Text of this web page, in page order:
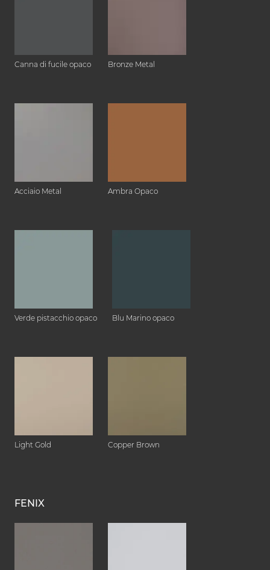
Canna di fucile opaco Bronze Metal
Acciaio Metal Ambra Opaco
Verde pistacchio opaco Blu Marino opaco
Light Gold Copper Brown
FENIX